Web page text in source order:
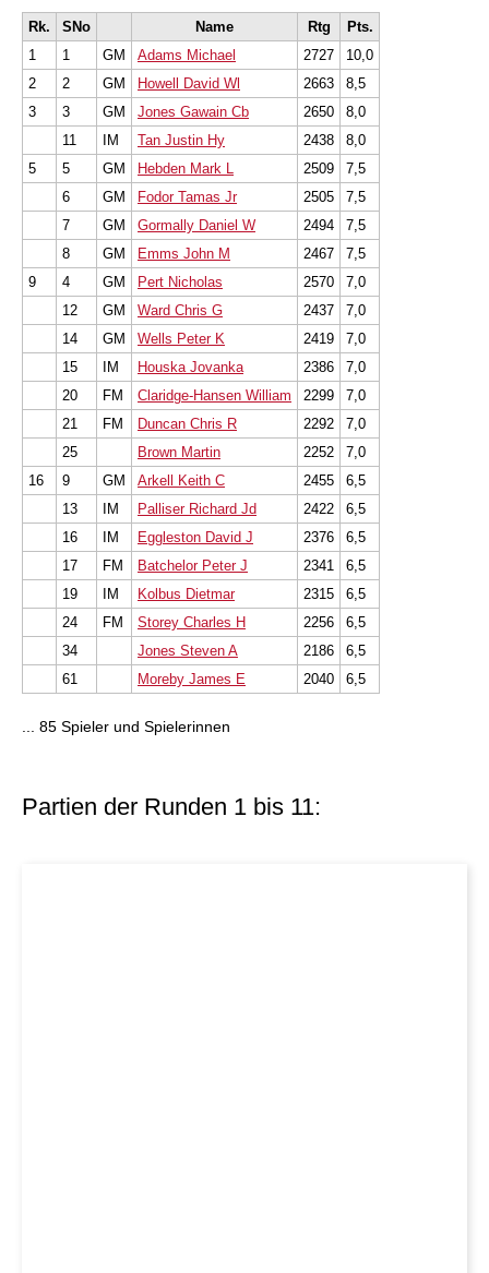
Rk. SNo Name Rtg
Pts.
1
1 GM Adams Michael 2727
10,0
2
2 GM Howell David Wl 2663
8,5
3
3 GM Jones Gawain Cb 2650
8,0
11
IM Tan Justin Hy 2438
8,0
5
5 GM Hebden Mark L 2509
7,5
6
GM Fodor Tamas Jr 2505
7,5
7
GM Gormally Daniel W 2494
7,5
8
GM Emms John M 2467
7,5
9
4 GM Pert Nicholas 2570
7,0
12
GM Ward Chris G 2437
7,0
14
GM Wells Peter K 2419
7,0
15
IM Houska Jovanka 2386
7,0
20
FM Claridge-Hansen William 2299
7,0
21
FM Duncan Chris R 2292
7,0
25
Brown Martin 2252
7,0
16
9 GM Arkell Keith C 2455
6,5
13
IM Palliser Richard Jd 2422
6,5
16
IM Eggleston David J 2376
6,5
17
FM Batchelor Peter J 2341
6,5
19
IM Kolbus Dietmar 2315
6,5
24
FM Storey Charles H 2256
6,5
34
Jones Steven A 2186
6,5
61
Moreby James E 2040 6,5
... 85 Spieler und Spielerinnen
Partien der Runden 1 bis 11: